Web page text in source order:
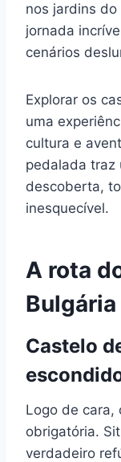
nos jardins
jornada
cenários
Explorar os
uma
cultura e
pedalada traz
descoberta,
inesquecível.
A rota
Bulgária
Castelo
Logo de cara,
obrigatória.
verdadeiro